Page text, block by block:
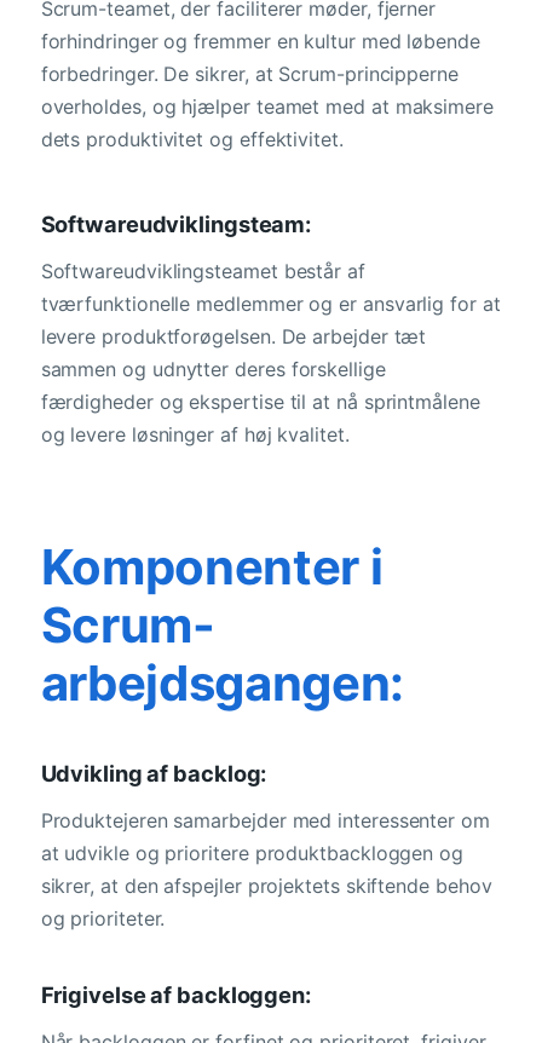
Scrum-teamet, der faciliterer møder, fjerner
forhindringer og fremmer en kultur med løbende
forbedringer. De sikrer, at Scrum-principperne
overholdes, og hjælper teamet med at maksimere
dets produktivitet og effektivitet.
Softwareudviklingsteam:
Softwareudviklingsteamet består af
tværfunktionelle medlemmer og er ansvarlig for at
levere produktforøgelsen. De arbejder tæt
sammen og udnytter deres forskellige
færdigheder og ekspertise til at nå sprintmålene
og levere løsninger af høj kvalitet.
Komponenter i
Scrum-
arbejdsgangen:
Udvikling af backlog:
Produktejeren samarbejder med interessenter om
at udvikle og prioritere produktbackloggen og
sikrer, at den afspejler projektets skiftende behov
og prioriteter.
Frigivelse af backloggen: